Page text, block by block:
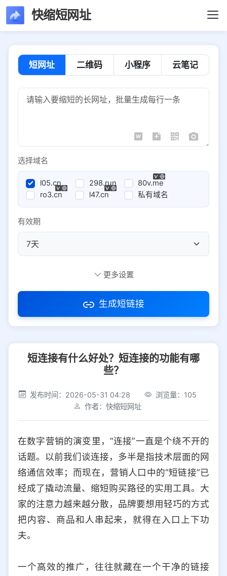
快缩短网址
短网址 二维码 小程序 云笔记
选择域名
l05.cn 298.run
80v.me
ro3.cn
l47.cn 私有域名
有效期
访问密码
社交平台 电商平台
选择防红平台类型，避免链接被拦截
平台设置
iOS Android PC 其他
选择允许访问的平台类型
更多设置
生成短链接
短连接有什么好处？短连接的功能有哪
些？
发布时间：2026-05-31 04:28
浏览量：105
作者：快缩短网址
在数字营销的演变里，“连接”一直是个绕不开的
话题。以前我们谈连接，多半是指技术层面的网
络通信效率；而现在，营销人口中的“短链接”已
经成了撬动流量、缩短购买路径的实用工具。大
家的注意力越来越分散，品牌要想用轻巧的方式
把内容、商品和人串起来，就得在入口上下功
夫。
一个高效的推广，往往就藏在一个干净的链接